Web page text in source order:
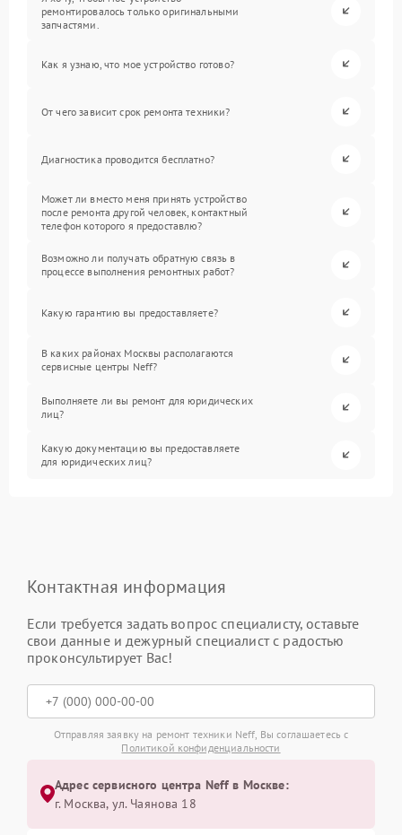
ремонтировалось только оригинальными
запчастями.
Как я узнаю, что мое устройство готово?
От чего зависит срок ремонта техники?
Диагностика проводится бесплатно?
Может ли вместо меня принять устройство
после ремонта другой человек, контактный
телефон которого я предоставлю?
Возможно ли получать обратную связь в
процессе выполнения ремонтных работ?
Какую гарантию вы предоставляете?
В каких районах Москвы располагаются
сервисные центры Neff?
Выполняете ли вы ремонт для юридических
лиц?
Какую документацию вы предоставляете
для юридических лиц?
Контактная информация
Если требуется задать вопрос специалисту, оставьте
свои данные и дежурный специалист с радостью
проконсультирует Вас!
Отправляя заявку на ремонт техники Neff, Вы соглашаетесь с
Политикой конфиденциальности
Адрес сервисного центра Neff в Москве:
г. Москва, ул. Чаянова 18